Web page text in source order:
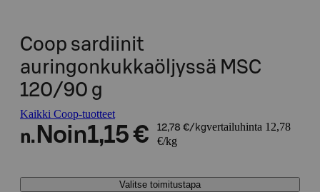
Coop sardiinit
auringonkukkaöljyssä MSC
120/90 g
Kaikki Coop-tuotteet
n. Noin1,15 € 12,78 €/kgvertailuhinta 12,78
€/kg
Valitse toimitustapa